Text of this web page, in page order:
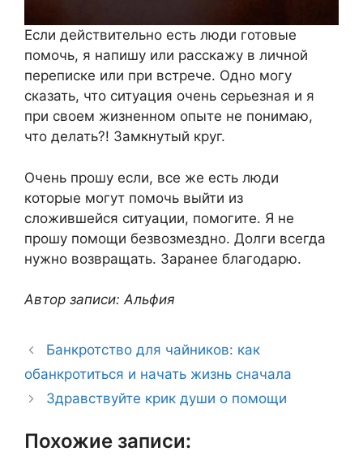
Если действительно есть люди готовые
помочь, я напишу или расскажу в личной
переписке или при встрече. Одно могу
сказать, что ситуация очень серьезная и я
при своем жизненном опыте не понимаю,
что делать?! Замкнутый круг.
Очень прошу если, все же есть люди
которые могут помочь выйти из
сложившейся ситуации, помогите. Я не
прошу помощи безвозмездно. Долги всегда
нужно возвращать. Заранее благодарю.
Автор записи: Альфия
Банкротство для чайников: как
обанкротиться и начать жизнь сначала
Здравствуйте крик души о помощи
Похожие записи: